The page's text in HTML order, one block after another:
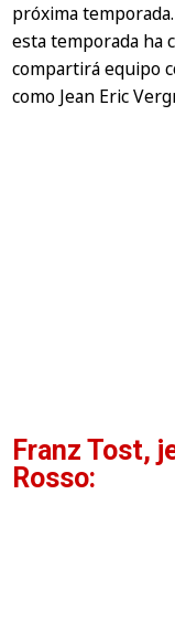
próxima
esta temporada ha
compartirá equipo
como Jean Eric
Franz Tost,
Rosso: